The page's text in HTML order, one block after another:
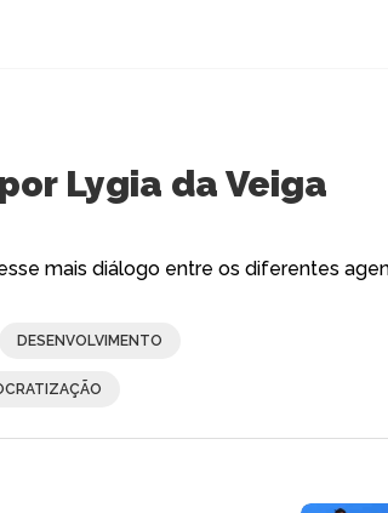
Lygia da Veiga
mais diálogo entre os diferentes
DESENVOLVIMENTO